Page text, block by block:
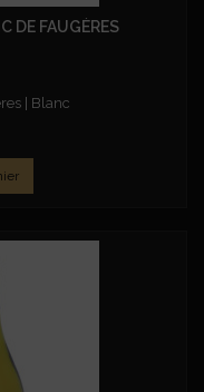
DE FAUGÈRES
| Blanc